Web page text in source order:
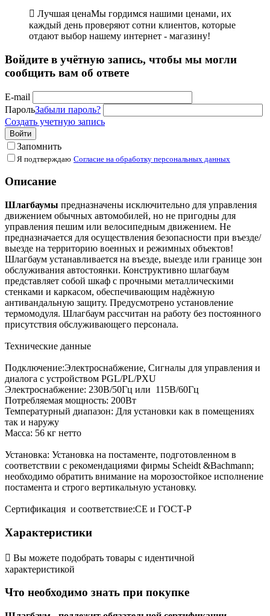
 Лучшая ценаМы гордимся нашими ценами, их
каждый день проверяют сотни клиентов, которые
отдают выбор нашему интернет - магазину!
Войдите в учётную запись, чтобы мы могли
сообщить вам об ответе
E-mail
ПарольЗабыли пароль?
Создать учетную запись
Войти
Запомнить
Я подтверждаю Согласие на обработку персональных данных
Описание
Шлагбаумы предназначены исключительно для управления
движением обычных автомобилей, но не пригодны для
управления пешим или велосипедным движением. Не
предназначается для осуществления безопасности при въезде/
выезде на территорию военных и режимных объектов!
Шлагбаум устанавливается на въезде, выезде или границе зон
обслуживания автостоянки. Конструктивно шлагбаум
представляет собой шкаф с прочными металлическими
стенками и каркасом, обеспечивающим надѐжную
антивандальную защиту. Предусмотрено установление
термомодуля. Шлагбаум рассчитан на работу без постоянного
присутствия обслуживающего персонала.
Технические данные
Подключение:Электроснабжение, Cигналы для управления и
диалога с устройством PGL/PL/PXU
Электроснабжение: 230В/50Гц или 115В/60Гц
Потребляемая мощность: 200Вт
Температурный диапазон: Для установки как в помещениях
так и наружу
Масса: 56 кг нетто
Установка: Установка на постаменте, подготовленном в
соответствии с рекомендациями фирмы Scheidt &Bachmann;
необходимо обратить внимание на морозостойкое исполнение
постамента и строго вертикальную установку.
Сертификация и соответствие:CE и ГОСТ-Р
Характеристики
 Вы можете подобрать товары с идентичной
характеристикой
Что необходимо знать при покупке